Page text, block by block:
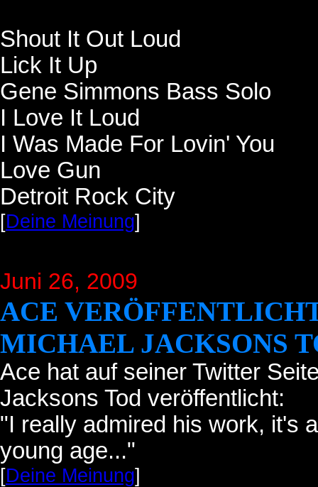
Shout It Out Loud
Lick It Up
Gene Simmons Bass Solo
I Love It Loud
I Was Made For Lovin' You
Love Gun
Detroit Rock City
[Deine Meinung]
Juni 26, 2009
ACE
MICHAEL JACKSONS
Ace hat auf seiner Twitter
Jacksons Tod veröffentlicht:
"I really admired his work, it's
young age..."
[Deine Meinung]